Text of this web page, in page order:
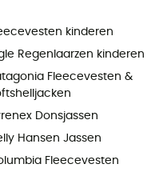
kinderen
Regenlaarzen kinderen
Fleecevesten &
Donsjassen
Hansen Jassen
Fleecevesten